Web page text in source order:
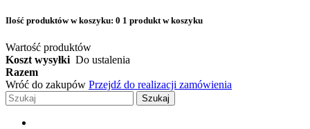
Ilość produktów w koszyku: 0 1 produkt w koszyku
Wartość produktów
Koszt wysyłki Do ustalenia
Razem
Wróć do zakupów Przejdź do realizacji zamówienia
Szukaj